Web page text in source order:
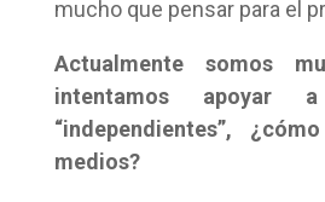
mucho que pensar para el
Actualmente somos
intentamos apoyar
“independientes”,
medios?